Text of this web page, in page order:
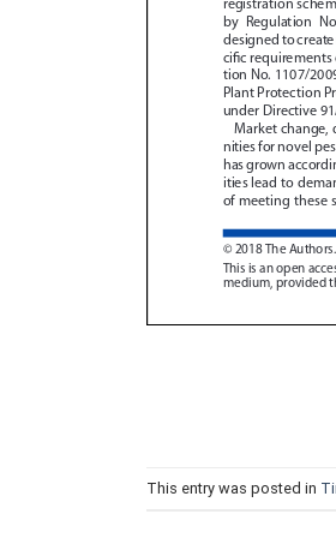
This entry was posted in